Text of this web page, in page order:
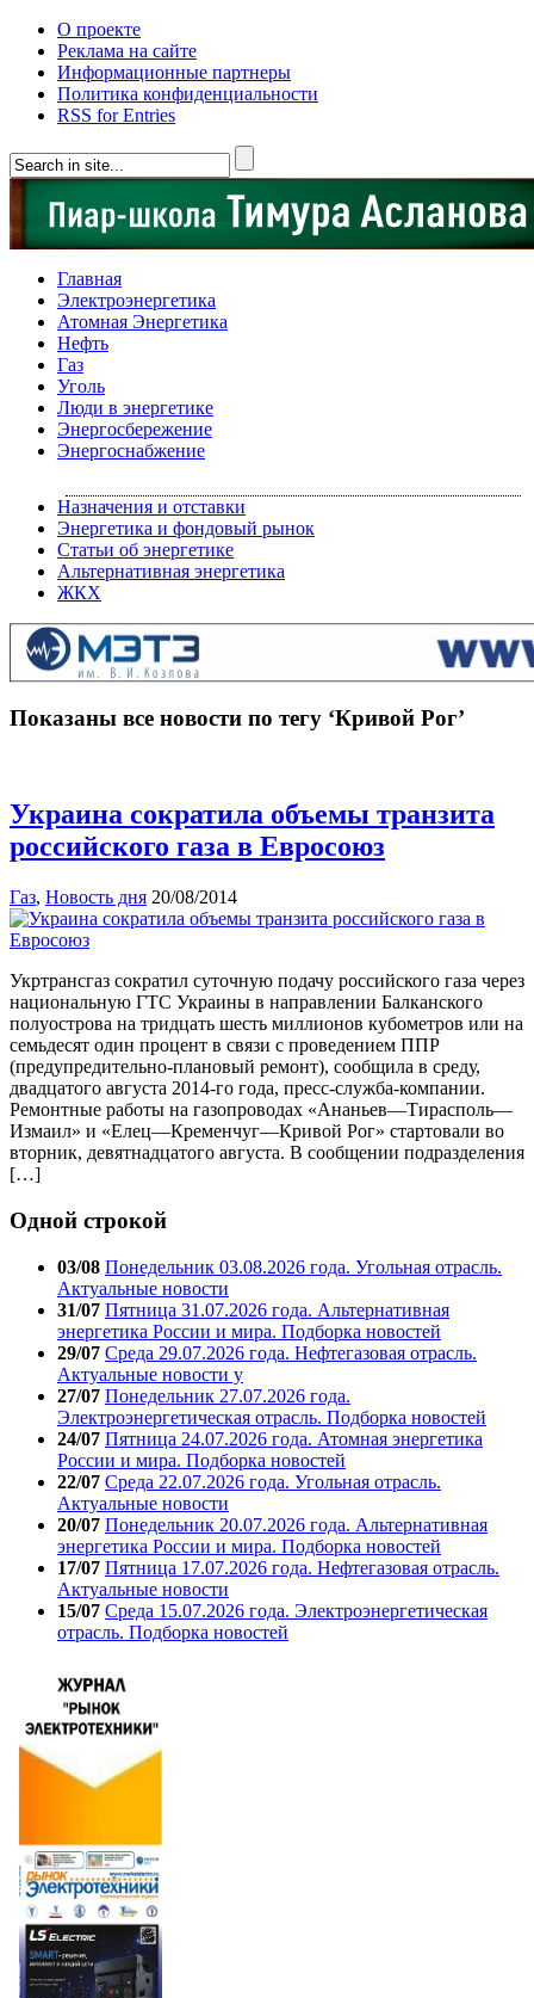
О проекте
Реклама на сайте
Информационные партнеры
Политика конфиденциальности
RSS for Entries
Главная
Электроэнергетика
Атомная Энергетика
Нефть
Газ
Уголь
Люди в энергетике
Энергосбережение
Энергоснабжение
Назначения и отставки
Энергетика и фондовый рынок
Статьи об энергетике
Альтернативная энергетика
ЖКХ
Показаны все новости по тегу ‘Кривой Рог’
Украина сократила объемы транзита
российского газа в Евросоюз
Газ, Новость дня 20/08/2014
Укртрансгаз сократил суточную подачу российского газа через
национальную ГТС Украины в направлении Балканского
полуострова на тридцать шесть миллионов кубометров или на
семьдесят один процент в связи с проведением ППР
(предупредительно-плановый ремонт), сообщила в среду,
двадцатого августа 2014-го года, пресс-служба-компании.
Ремонтные работы на газопроводах «Ананьев—Тирасполь—
Измаил» и «Елец—Кременчуг—Кривой Рог» стартовали во
вторник, девятнадцатого августа. В сообщении подразделения
[…]
Одной строкой
03/08 Понедельник 03.08.2026 года. Угольная отрасль.
Актуальные новости
31/07 Пятница 31.07.2026 года. Альтернативная
энергетика России и мира. Подборка новостей
29/07 Среда 29.07.2026 года. Нефтегазовая отрасль.
Актуальные новости у
27/07 Понедельник 27.07.2026 года.
Электроэнергетическая отрасль. Подборка новостей
24/07 Пятница 24.07.2026 года. Атомная энергетика
России и мира. Подборка новостей
22/07 Среда 22.07.2026 года. Угольная отрасль.
Актуальные новости
20/07 Понедельник 20.07.2026 года. Альтернативная
энергетика России и мира. Подборка новостей
17/07 Пятница 17.07.2026 года. Нефтегазовая отрасль.
Актуальные новости
15/07 Среда 15.07.2026 года. Электроэнергетическая
отрасль. Подборка новостей